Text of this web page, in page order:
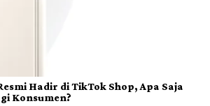
Hadir di TikTok Shop, Apa Saja
Konsumen?